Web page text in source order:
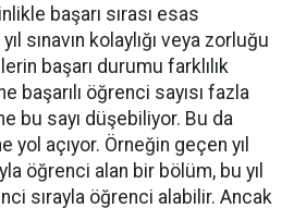
başarı sırası esas
sınavın kolaylığı veya zorluğu
başarı durumu farklılık
başarılı öğrenci sayısı fazla
bu sayı düşebiliyor. Bu da
yol açıyor. Örneğin geçen yıl
öğrenci alan bir bölüm, bu yıl
sırayla öğrenci alabilir. Ancak